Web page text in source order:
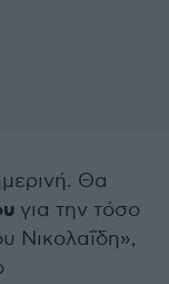
Θα
για την τόσο
Νικολαΐδη»,